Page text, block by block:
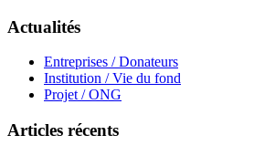
Actualités
Entreprises / Donateurs
Institution / Vie du fond
Projet / ONG
Articles récents